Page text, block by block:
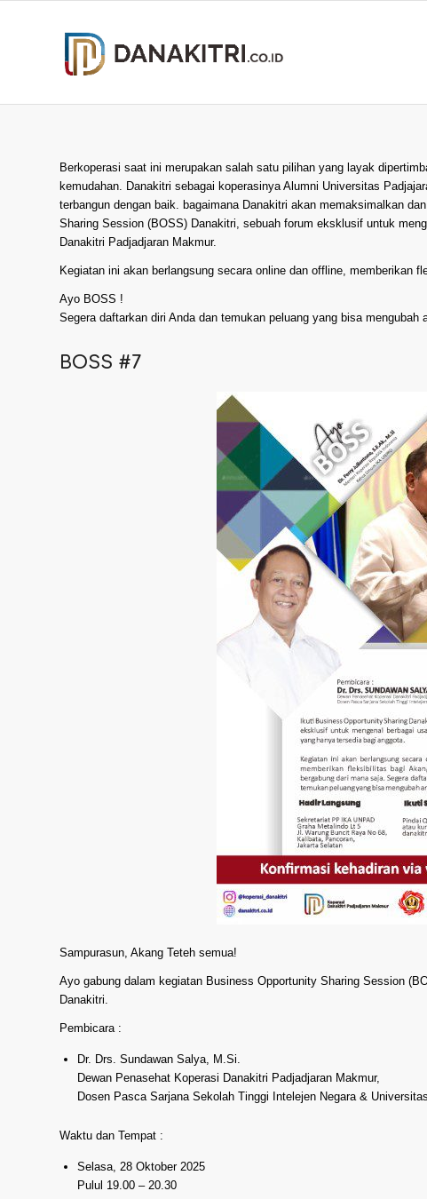
Berkoperasi saat ini merupakan salah satu pilihan yang layak
kemudahan. Danakitri sebagai koperasinya Alumni Universitas
terbangun dengan baik. bagaimana Danakitri akan memaksimalkan
Sharing Session (BOSS) Danakitri, sebuah forum eksklusif untuk
Danakitri Padjadjaran Makmur.
Kegiatan ini akan berlangsung secara online dan offline, memberikan
Ayo BOSS !
Segera daftarkan diri Anda dan temukan peluang yang bisa mengubah
BOSS #7
Sampurasun, Akang Teteh semua!
Ayo gabung dalam kegiatan Business Opportunity Sharing Session
Danakitri.
Pembicara :
Dr. Drs. Sundawan Salya, M.Si.
Dewan Penasehat Koperasi Danakitri Padjadjaran Makmur,
Dosen Pasca Sarjana Sekolah Tinggi Intelejen Negara &
Waktu dan Tempat :
Selasa, 28 Oktober 2025
Pulul 19.00 – 20.30